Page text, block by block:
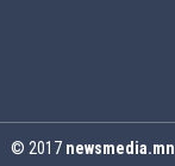
© 2017 newsmedia.mn